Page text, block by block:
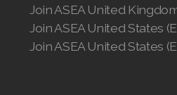
Join ASEA United
Join ASEA United States
Join ASEA United States